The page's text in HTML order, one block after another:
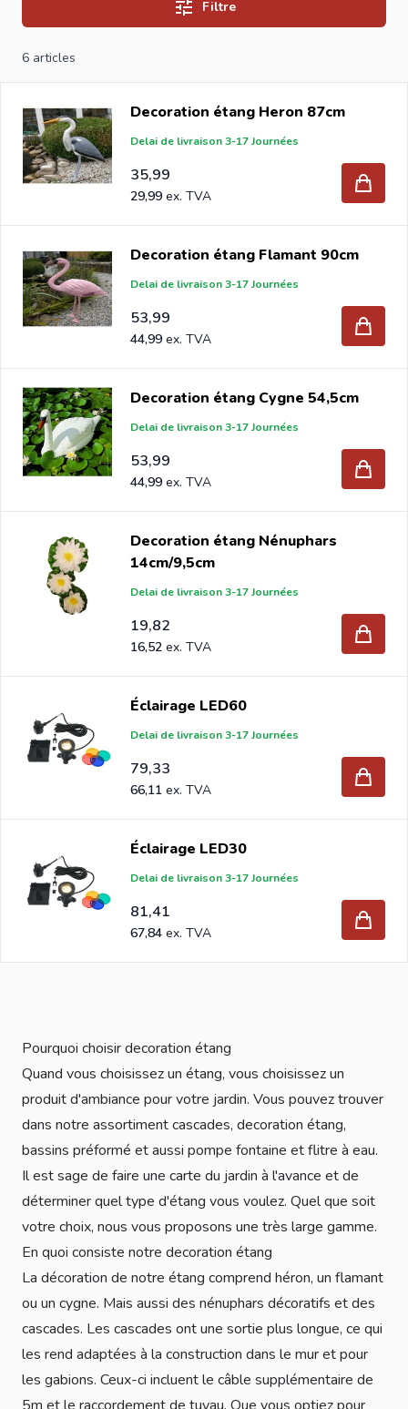
Filtre
6 articles
Decoration étang Heron 87cm
Delai de livraison 3-17 Journées
35,99
29,99
Decoration étang Flamant 90cm
Delai de livraison 3-17 Journées
53,99
44,99
Decoration étang Cygne 54,5cm
Delai de livraison 3-17 Journées
53,99
44,99
Decoration étang Nénuphars
14cm/9,5cm
Delai de livraison 3-17 Journées
19,82
16,52
Éclairage LED60
Delai de livraison 3-17 Journées
79,33
66,11
Éclairage LED30
Delai de livraison 3-17 Journées
81,41
67,84
Pourquoi choisir decoration étang
Quand vous choisissez un étang, vous choisissez un
produit d'ambiance pour votre jardin. Vous pouvez trouver
dans notre assortiment cascades, decoration étang,
bassins préformé et aussi pompe fontaine et flitre à eau.
Il est sage de faire une carte du jardin à l'avance et de
déterminer quel type d'étang vous voulez. Quel que soit
votre choix, nous vous proposons une très large gamme.
En quoi consiste notre decoration étang
La décoration de notre étang comprend héron, un flamant
ou un cygne. Mais aussi des nénuphars décoratifs et des
cascades. Les cascades ont une sortie plus longue, ce qui
les rend adaptées à la construction dans le mur et pour
les gabions. Ceux-ci incluent le câble supplémentaire de